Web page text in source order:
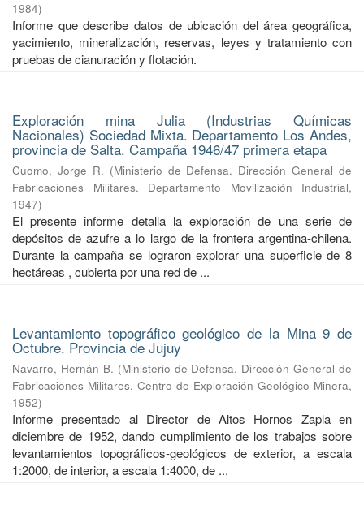
1984)
Informe que describe datos de ubicación del área geográfica,
yacimiento, mineralización, reservas, leyes y tratamiento con
pruebas de cianuración y flotación.
Exploración mina Julia (Industrias Químicas
Nacionales) Sociedad Mixta. Departamento Los Andes,
provincia de Salta. Campaña 1946/47 primera etapa
Cuomo, Jorge R. (Ministerio de Defensa. Dirección General de
Fabricaciones Militares. Departamento Movilización Industrial,
1947)
El presente informe detalla la exploración de una serie de
depósitos de azufre a lo largo de la frontera argentina-chilena.
Durante la campaña se lograron explorar una superficie de 8
hectáreas , cubierta por una red de ...
Levantamiento topográfico geológico de la Mina 9 de
Octubre. Provincia de Jujuy
Navarro, Hernán B. (Ministerio de Defensa. Dirección General de
Fabricaciones Militares. Centro de Exploración Geológico-Minera,
1952)
Informe presentado al Director de Altos Hornos Zapla en
diciembre de 1952, dando cumplimiento de los trabajos sobre
levantamientos topográficos-geológicos de exterior, a escala
1:2000, de interior, a escala 1:4000, de ...